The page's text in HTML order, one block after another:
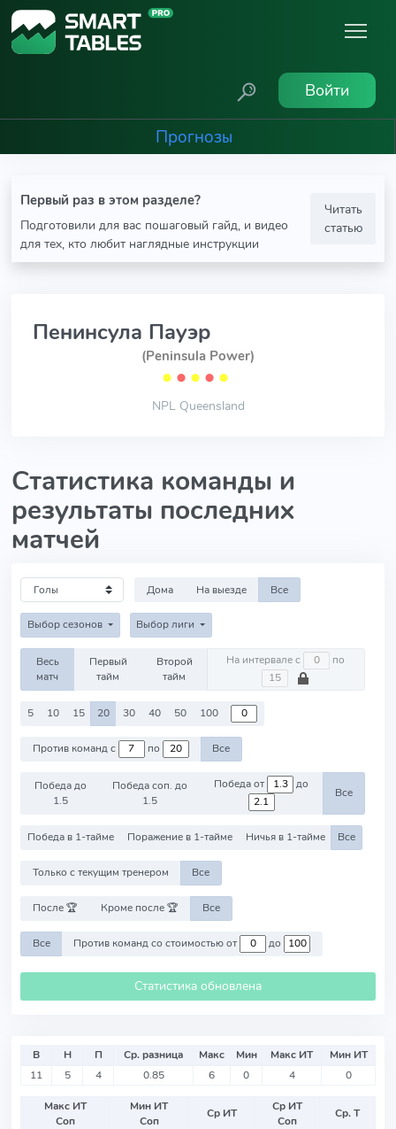
Войти
Прогнозы
Первый раз в этом разделе?
Подготовили для вас пошаговый гайд, и видео
для тех, кто любит наглядные инструкции
Читать
статью
Пенинсула Пауэр
(Peninsula Power)
⬤ ⬤ ⬤ ⬤ ⬤
NPL Queensland
Статистика команды и
результаты последних
матчей
Дома На выезде Все
Выбор сезонов Выбор лиги
Весь
матч
Первый
тайм
Второй
тайм
На интервале с по
5 10 15 20 30 40 50 100
Против команд с по Все
Победа до
1.5
Победа соп. до
1.5
Победа от до
Все
Победа в 1-тайме Поражение в 1-тайме Ничья в 1-тайме Все
Только с текущим тренером Все
После 🏆 Кроме после 🏆 Все
Все Против команд со стоимостью от до
Статистика обновлена
В Н П Ср. разница Макс Мин Макс ИТ
Мин ИТ
11
5 4 0.85 6 0 4 0
Макс ИТ
Соп
Мин ИТ
Соп
Ср ИТ
Ср ИТ
Соп
Ср. Т